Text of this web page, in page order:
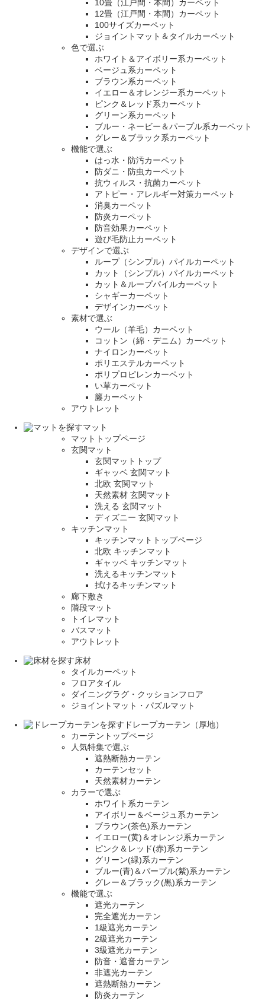
10畳（江戸間・本間）カーペット
12畳（江戸間・本間）カーペット
100サイズカーペット
ジョイントマット＆タイルカーペット
色で選ぶ
ホワイト＆アイボリー系カーペット
ベージュ系カーペット
ブラウン系カーペット
イエロー＆オレンジー系カーペット
ピンク＆レッド系カーペット
グリーン系カーペット
ブルー・ネービー＆パープル系カーペット
グレー＆ブラック系カーペット
機能で選ぶ
はっ水・防汚カーペット
防ダニ・防虫カーペット
抗ウィルス・抗菌カーペット
アトピー・アレルギー対策カーペット
消臭カーペット
防炎カーペット
防音効果カーペット
遊び毛防止カーペット
デザインで選ぶ
ループ（シンプル）パイルカーペット
カット（シンプル）パイルカーペット
カット＆ループパイルカーペット
シャギーカーペット
デザインカーペット
素材で選ぶ
ウール（羊毛）カーペット
コットン（綿・デニム）カーペット
ナイロンカーペット
ポリエステルカーペット
ポリプロピレンカーペット
い草カーペット
籐カーペット
アウトレット
マット
マットトップページ
玄関マット
玄関マットトップ
ギャッベ 玄関マット
北欧 玄関マット
天然素材 玄関マット
洗える 玄関マット
ディズニー 玄関マット
キッチンマット
キッチンマットトップページ
北欧 キッチンマット
ギャッベ キッチンマット
洗えるキッチンマット
拭けるキッチンマット
廊下敷き
階段マット
トイレマット
バスマット
アウトレット
床材
タイルカーペット
フロアタイル
ダイニングラグ・クッションフロア
ジョイントマット・パズルマット
ドレープカーテン（厚地）
カーテントップページ
人気特集で選ぶ
遮熱断熱カーテン
カーテンセット
天然素材カーテン
カラーで選ぶ
ホワイト系カーテン
アイボリー＆ベージュ系カーテン
ブラウン(茶色)系カーテン
イエロー(黄)＆オレンジ系カーテン
ピンク＆レッド(赤)系カーテン
グリーン(緑)系カーテン
ブルー(青)＆パープル(紫)系カーテン
グレー＆ブラック(黒)系カーテン
機能で選ぶ
遮光カーテン
完全遮光カーテン
1級遮光カーテン
2級遮光カーテン
3級遮光カーテン
防音・遮音カーテン
非遮光カーテン
遮熱断熱カーテン
防炎カーテン